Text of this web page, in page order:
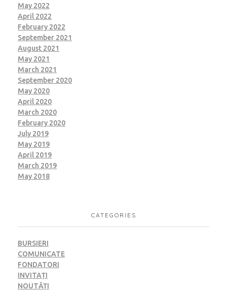
May 2022
April 2022
February 2022
September 2021
August 2021
May 2021
March 2021
September 2020
May 2020
April 2020
March 2020
February 2020
July 2019
May 2019
April 2019
March 2019
May 2018
CATEGORIES
BURSIERI
COMUNICATE
FONDATORI
INVITAȚI
NOUTĂȚI